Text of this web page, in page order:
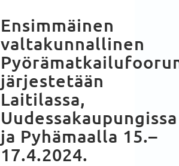
Ensimmäinen
valtakunnallinen
järjestetään
Laitilassa,
Uudessakaupungissa
ja Pyhämaalla 15.–
17.4.2024.